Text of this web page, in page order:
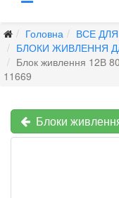
Головна
ВСЕ
БЛОКИ ЖИВЛЕННЯ
Блок живлення 12В
11669
Блоки